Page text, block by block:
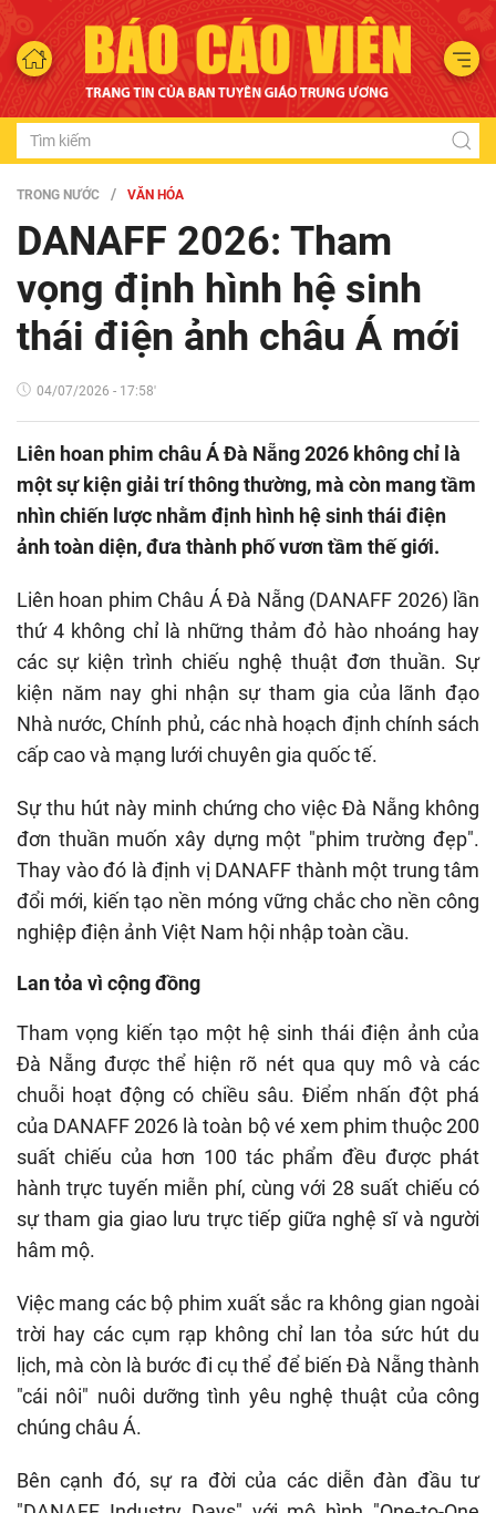
TRONG NƯỚC VĂN HÓA
DANAFF 2026: Tham
vọng định hình hệ sinh
thái điện ảnh châu Á mới
04/07/2026 - 17:58'
Liên hoan phim châu Á Đà Nẵng 2026 không chỉ là
một sự kiện giải trí thông thường, mà còn mang tầm
nhìn chiến lược nhằm định hình hệ sinh thái điện
ảnh toàn diện, đưa thành phố vươn tầm thế giới.
Liên hoan phim Châu Á Đà Nẵng (DANAFF 2026) lần
thứ 4 không chỉ là những thảm đỏ hào nhoáng hay
các sự kiện trình chiếu nghệ thuật đơn thuần. Sự
kiện năm nay ghi nhận sự tham gia của lãnh đạo
Nhà nước, Chính phủ, các nhà hoạch định chính sách
cấp cao và mạng lưới chuyên gia quốc tế.
Sự thu hút này minh chứng cho việc Đà Nẵng không
đơn thuần muốn xây dựng một "phim trường đẹp".
Thay vào đó là định vị DANAFF thành một trung tâm
đổi mới, kiến tạo nền móng vững chắc cho nền công
nghiệp điện ảnh Việt Nam hội nhập toàn cầu.
Lan tỏa vì cộng đồng
Tham vọng kiến tạo một hệ sinh thái điện ảnh của
Đà Nẵng được thể hiện rõ nét qua quy mô và các
chuỗi hoạt động có chiều sâu. Điểm nhấn đột phá
của DANAFF 2026 là toàn bộ vé xem phim thuộc 200
suất chiếu của hơn 100 tác phẩm đều được phát
hành trực tuyến miễn phí, cùng với 28 suất chiếu có
sự tham gia giao lưu trực tiếp giữa nghệ sĩ và người
hâm mộ.
Việc mang các bộ phim xuất sắc ra không gian ngoài
trời hay các cụm rạp không chỉ lan tỏa sức hút du
lịch, mà còn là bước đi cụ thể để biến Đà Nẵng thành
"cái nôi" nuôi dưỡng tình yêu nghệ thuật của công
chúng châu Á.
Bên cạnh đó, sự ra đời của các diễn đàn đầu tư